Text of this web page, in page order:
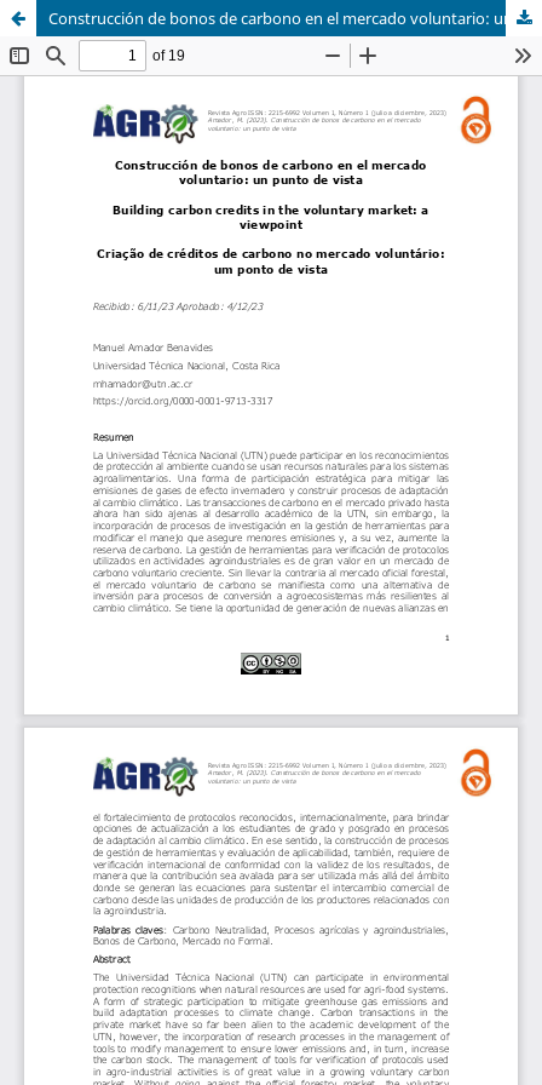
Construcción de bonos de carbono en el mercado voluntario: un punto de vista